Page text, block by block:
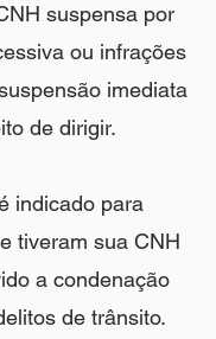
suspensa por
ou infrações
imediata
de dirigir.
indicado para
tiveram sua CNH
a condenação
de trânsito.